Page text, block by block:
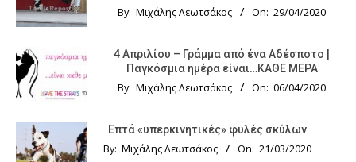
By: Μιχάλης Λεωτσάκος On: 29/04/2020
4 Απριλίου – Γράμμα από ένα Αδέσποτο |
Παγκόσμια ημέρα είναι…ΚΑΘΕ ΜΕΡΑ
By: Μιχάλης Λεωτσάκος On: 06/04/2020
Επτά «υπερκινητικές» φυλές σκύλων
By: Μιχάλης Λεωτσάκος On: 21/03/2020